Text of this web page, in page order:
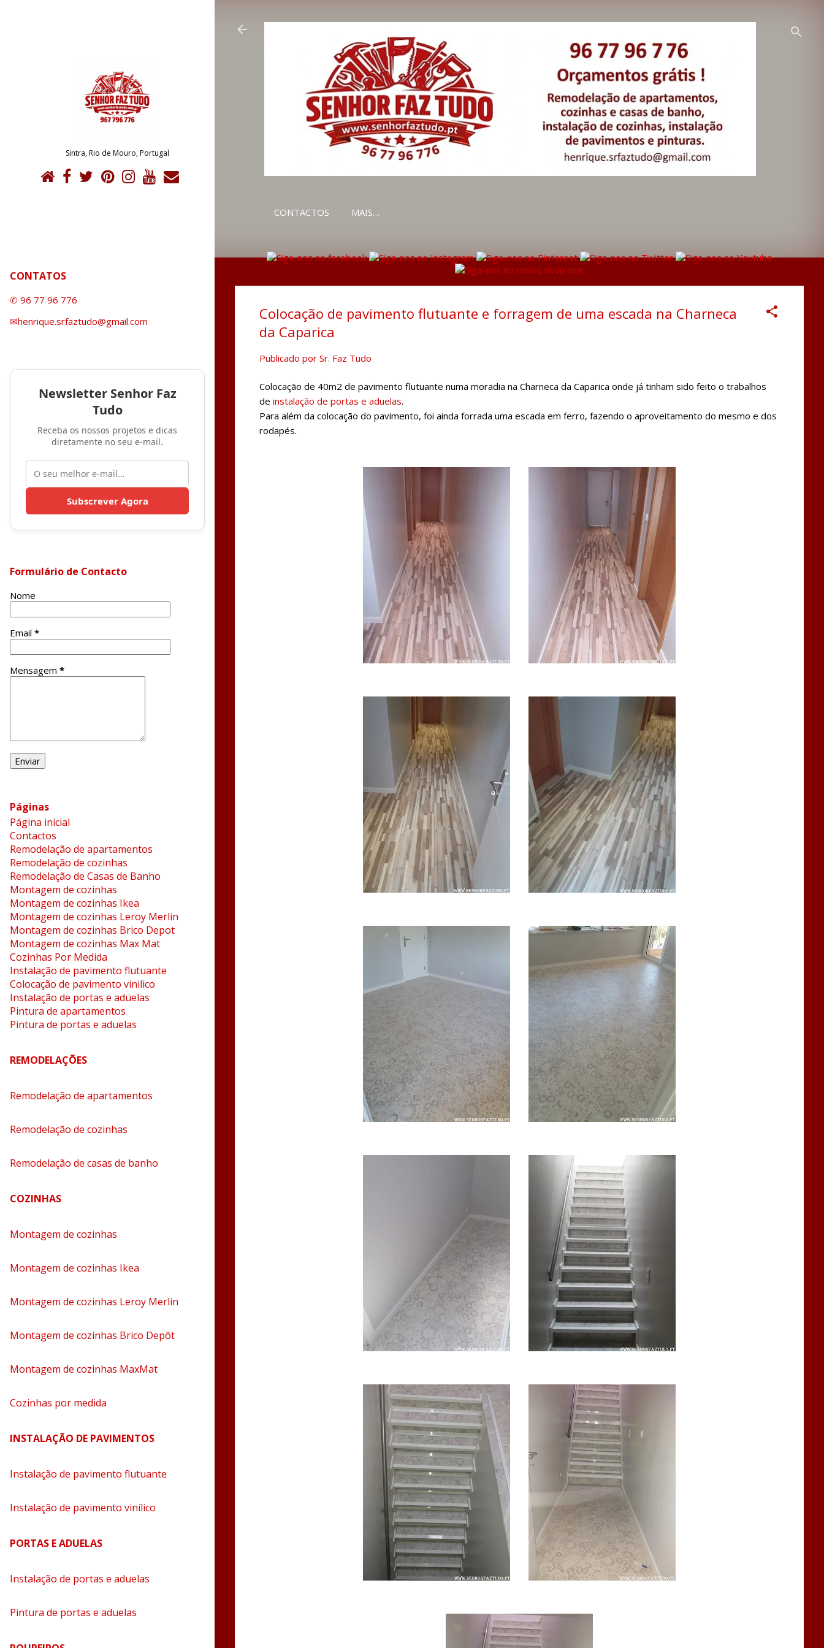
CONTACTOS MAIS…
Colocação de pavimento flutuante e forragem de uma escada na Charneca
da Caparica
Publicado por Sr. Faz Tudo
Colocação de 40m2 de pavimento flutuante numa moradia na Charneca da Caparica onde já tinham sido feito o trabalhos
de instalação de portas e aduelas.
Para além da colocação do pavimento, foi ainda forrada uma escada em ferro, fazendo o aproveitamento do mesmo e dos
rodapés.
Sintra, Rio de Mouro, Portugal
CONTATOS
✆ 96 77 96 776
✉henrique.srfaztudo@gmail.com
Newsletter Senhor Faz
Tudo
Receba os nossos projetos e dicas
diretamente no seu e-mail.
Subscrever Agora
Formulário de Contacto
Nome
Email *
Mensagem *
Páginas
Página inicial
Contactos
Remodelação de apartamentos
Remodelação de cozinhas
Remodelação de Casas de Banho
Montagem de cozinhas
Montagem de cozinhas Ikea
Montagem de cozinhas Leroy Merlin
Montagem de cozinhas Brico Depot
Montagem de cozinhas Max Mat
Cozinhas Por Medida
Instalação de pavimento flutuante
Colocação de pavimento vinilico
Instalação de portas e aduelas
Pintura de apartamentos
Pintura de portas e aduelas
REMODELAÇÕES
Remodelação de apartamentos
Remodelação de cozinhas
Remodelação de casas de banho
COZINHAS
Montagem de cozinhas
Montagem de cozinhas Ikea
Montagem de cozinhas Leroy Merlin
Montagem de cozinhas Brico Depôt
Montagem de cozinhas MaxMat
Cozinhas por medida
INSTALAÇÃO DE PAVIMENTOS
Instalação de pavimento flutuante
Instalação de pavimento vinílico
PORTAS E ADUELAS
Instalação de portas e aduelas
Pintura de portas e aduelas